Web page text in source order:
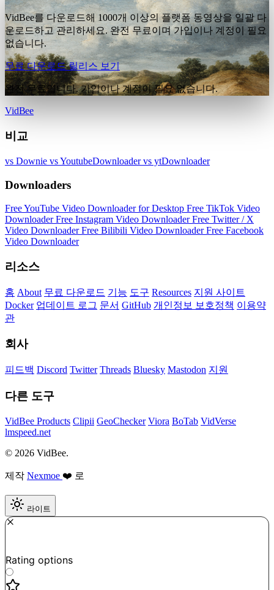
VidBee를 다운로드해 1000개 이상의 플랫폼 동영상을 일괄 다
운로드하고 관리하세요. 완전 무료이며 가입이나 계정이 필요
없습니다.
무료 다운로드릴리스 보기
완전 무료입니다. 가입이나 계정이 필요 없습니다.
VidBee
비교
vs Downie vs YoutubeDownloadervs ytDownloader
Downloaders
Free YouTube Video Downloader for Desktop Free TikTok Video
DownloaderFree Instagram Video DownloaderFree Twitter / X
Video DownloaderFree Bilibili Video DownloaderFree Facebook
Video Downloader
리소스
홈 About 무료 다운로드 기능 도구 Resources 지원 사이트
Docker 업데이트 로그 문서 GitHub 개인정보 보호정책 이용약
관
회사
피드백 Discord Twitter Threads Bluesky Mastodon 지원
다른 도구
VidBee Products Clipii GeoChecker Viora BoTab VidVerse
lmspeed.net
© 2026 VidBee.
제작 Nexmoe ❤️ 로
라이트
Rating options